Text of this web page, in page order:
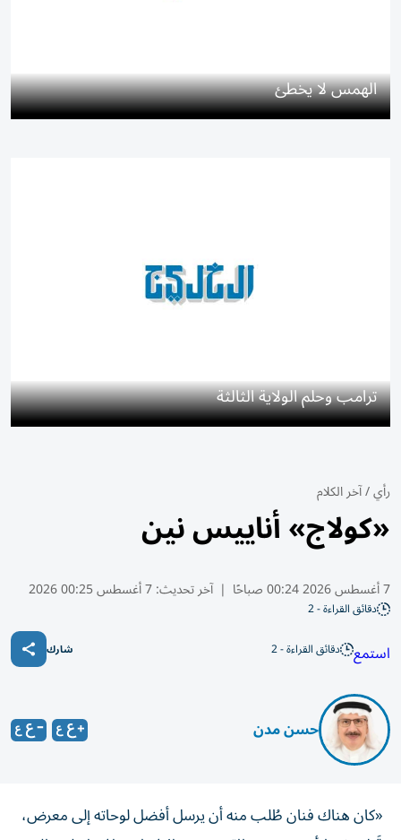
الهمس لا يخطئ
ترامب وحلم الولاية الثالثة
رأي/آخر الكلام
«كولاج» أناييس نين
7 أغسطس 2026 00:24 صباحًا | آخر تحديث:7 أغسطس 00:25 2026
دقائق القراءة - 2
استمع دقائق القراءة - 2 شارك
حسن مدن
«كان هناك فنان طُلب منه أن يرسل أفضل لوحاته إلى معرض،